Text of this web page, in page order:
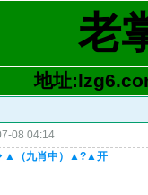
老
地址
08 04:14
▲（九肖中）▲?▲开